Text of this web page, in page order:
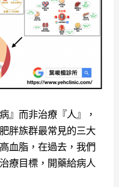
』而非治療『人』，
胖族群最常見的三大
血脂，在過去，我們
療目標，開藥給病人